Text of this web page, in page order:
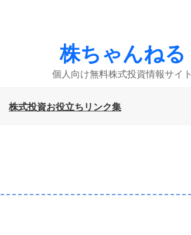
株ちゃんねる
個人向け無料株式投資情報サイト
株式投資お役立ちリンク集